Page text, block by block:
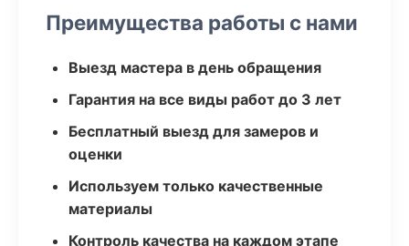
Преимущества работы с нами
Выезд мастера в день обращения
Гарантия на все виды работ до 3 лет
Бесплатный выезд для замеров и
оценки
Используем только качественные
материалы
Контроль качества на каждом этапе